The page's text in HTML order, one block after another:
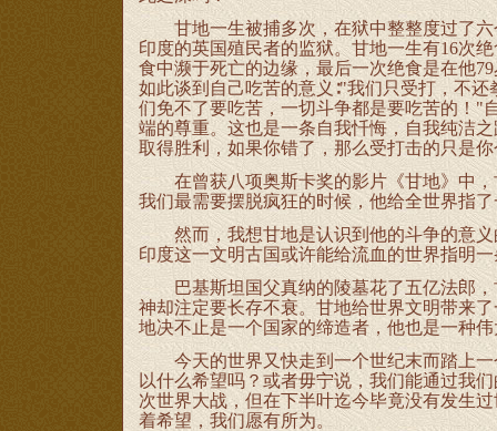
甘地一生被捕多次，在狱中整整度过了六
印度的英国殖民者的监狱。甘地一生有16次
食中濒于死亡的边缘，最后一次绝食是在他
如此谈到自己吃苦的意义∶"我们只受打，不
们免不了要吃苦，一切斗争都是要吃苦的！"
端的尊重。这也是一条自我忏悔，自我纯洁
取得胜利，如果你错了，那么受打击的只是
在曾获八项奥斯卡奖的影片《甘地》中，
我们最需要摆脱疯狂的时候，他给全世界指
然而，我想甘地是认识到他的斗争的意义
印度这一文明古国或许能给流血的世界指明
巴基斯坦国父真纳的陵墓花了五亿法郎，
神却注定要长存不衰。甘地给世界文明带来
地决不止是一个国家的缔造者，他也是一种
今天的世界又快走到一个世纪末而踏上一
以什么希望吗？或者毋宁说，我们能通过我
次世界大战，但在下半叶迄今毕竟没有发生
着希望，我们愿有所为。